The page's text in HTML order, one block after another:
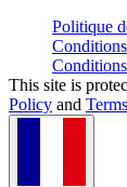
Politique
This site is
Policy and